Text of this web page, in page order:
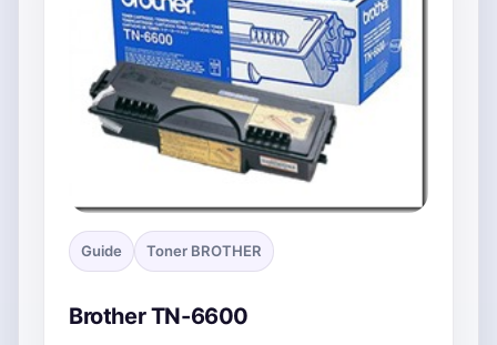
Guide Toner BROTHER
Brother TN-6600